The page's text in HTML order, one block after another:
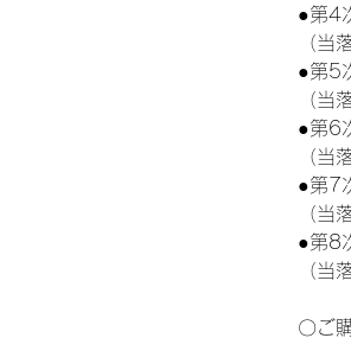
●第4
（当
●第5
（当
●第6
（当
●第7
（当
●第8
（当
〇ご